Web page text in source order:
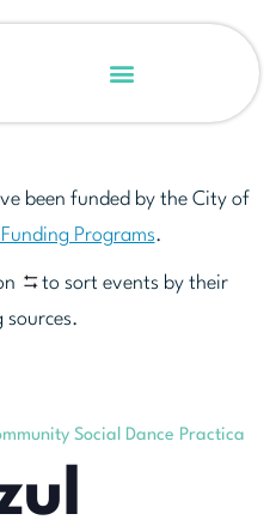
been funded by the City of
Programs.
to sort events by their
sources.
Social Dance Practica